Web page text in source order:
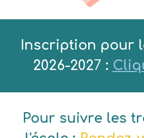
Inscription pour
2026-2027 :
Pour suivre les